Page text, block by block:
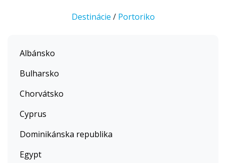
Destinácie / Portoriko
Albánsko
Bulharsko
Chorvátsko
Cyprus
Dominikánska republika
Egypt